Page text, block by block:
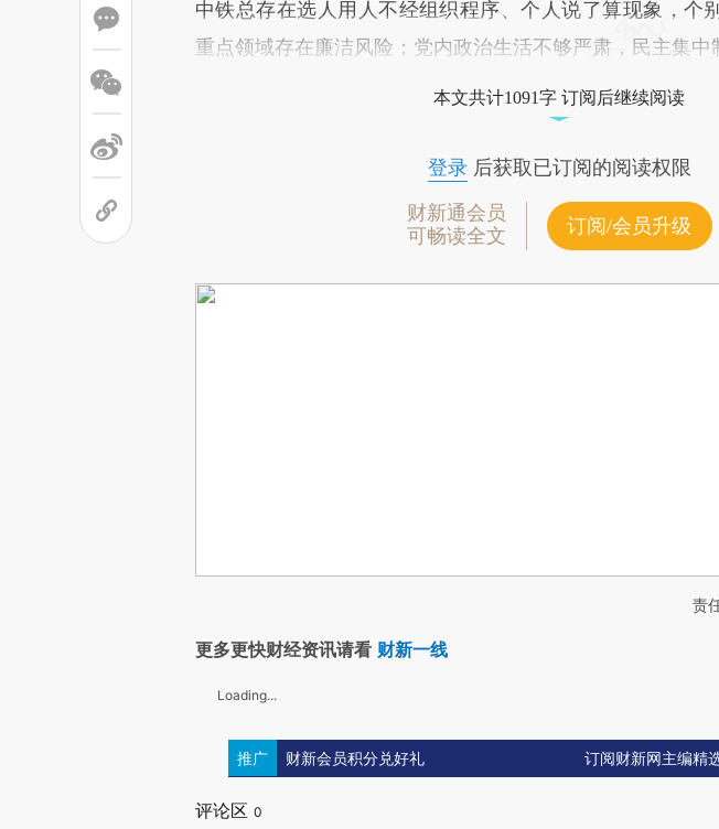
中铁总存在选人用人不经组织程序、个人说了算现象，个
重点领域存在廉洁风险；党内政治生活不够严肃，民主集中
本文共计1091字 订阅后继续阅读
登录后获取已订阅的阅读权限
财新通会员
可畅读全文
订阅/会员升级
责
更多更快财经资讯请看 财新一线
Loading...
推广 财新会员积分兑好礼 订阅财新网主编精
评论区 0